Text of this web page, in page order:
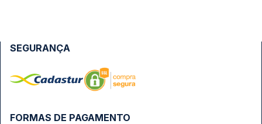
FORMAS DE PAGAMENTO
SEGURANÇA